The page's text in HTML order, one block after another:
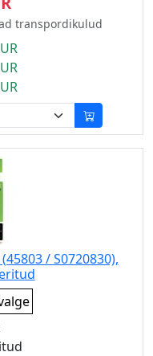
transpordikulud
/ S0720830),